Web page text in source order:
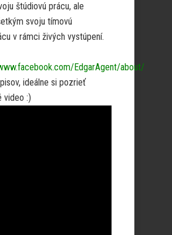
štúdiovú prácu, ale
svoju tímovú
v rámci živých vystúpení.
EdgarAgent/about/
ideálne si pozrieť
video :)